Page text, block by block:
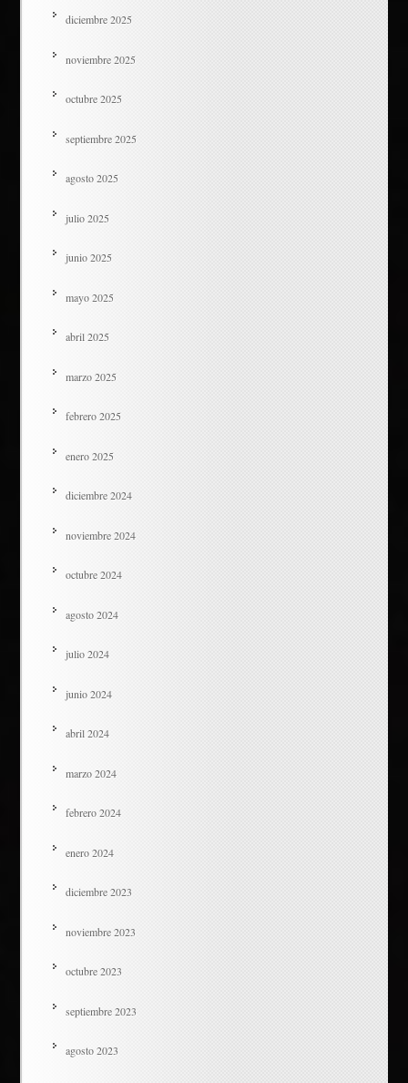
diciembre 2025
noviembre 2025
octubre 2025
septiembre 2025
agosto 2025
julio 2025
junio 2025
mayo 2025
abril 2025
marzo 2025
febrero 2025
enero 2025
diciembre 2024
noviembre 2024
octubre 2024
agosto 2024
julio 2024
junio 2024
abril 2024
marzo 2024
febrero 2024
enero 2024
diciembre 2023
noviembre 2023
octubre 2023
septiembre 2023
agosto 2023